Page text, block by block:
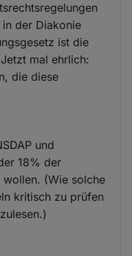
der Diakonie
ist die
mal ehrlich:
die diese
und
18% der
wollen. (Wie solche
kritisch zu prüfen